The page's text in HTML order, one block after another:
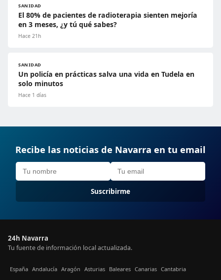
SANIDAD
El 80% de pacientes de radioterapia sienten mejoría
en 3 meses, ¿y tú qué sabes?
Hace 21h
SANIDAD
Un policía en prácticas salva una vida en Tudela en
solo minutos
Hace 1 días
Recibe las noticias de Navarra en tu email
Suscribirme
24h Navarra
Tu fuente de información local actualizada.
España Andalucía Aragón Asturias Baleares Canarias Cantabria